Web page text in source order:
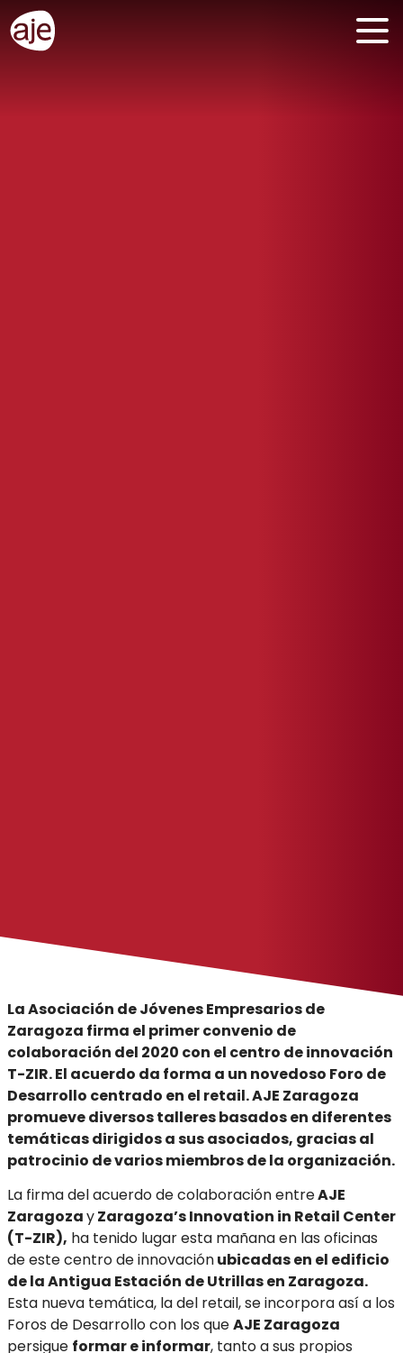
La Asociación de Jóvenes Empresarios de
Zaragoza firma el primer convenio de
colaboración del 2020 con el centro de innovación
T-ZIR. El acuerdo da forma a un novedoso Foro de
Desarrollo centrado en el retail. AJE Zaragoza
promueve diversos talleres basados en diferentes
temáticas dirigidos a sus asociados, gracias al
patrocinio de varios miembros de la organización.
La firma del acuerdo de colaboración entreAJE
ZaragozayZaragoza’s Innovation in Retail Center
(T-ZIR), ha tenido lugar esta mañana en las oficinas
de este centro de innovaciónubicadas en el edificio
de la Antigua Estación de Utrillas en Zaragoza.
Esta nueva temática, la del retail, se incorpora así a los
Foros de Desarrollo con los queAJE Zaragoza
persigue formar e informar, tanto a sus propios